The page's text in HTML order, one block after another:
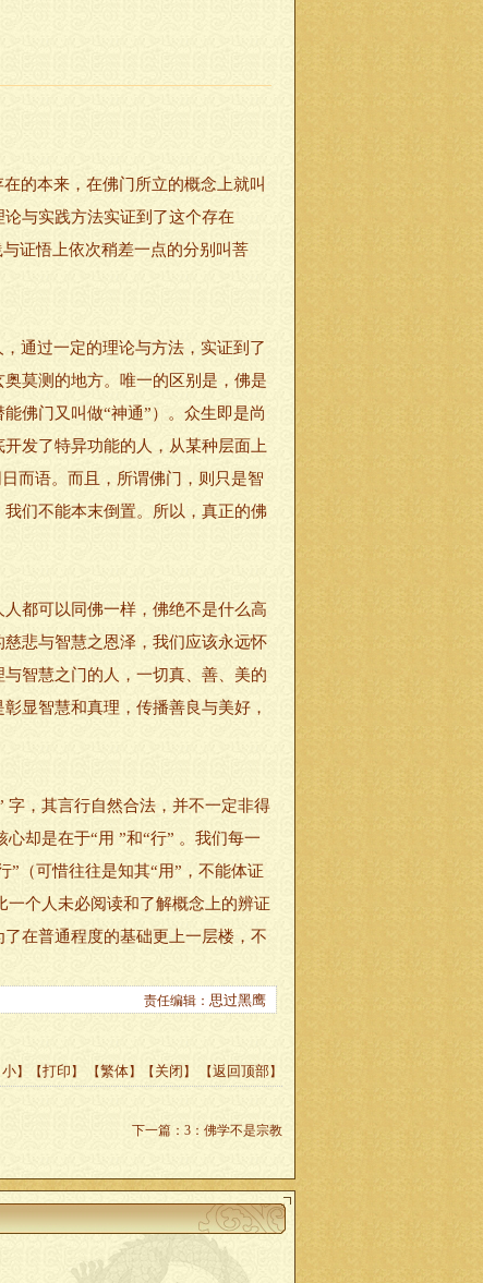
的本来，在佛门所立的概念上就叫
与实践方法实证到了这个存在
证悟上依次稍差一点的分别叫菩
通过一定的理论与方法，实证到了
莫测的地方。唯一的区别是，佛是
佛门又叫做“神通”）。众生即是尚
发了特异功能的人，从某种层面上
而语。而且，所谓佛门，则只是智
们不能本末倒置。所以，真正的佛
都可以同佛一样，佛绝不是什么高
悲与智慧之恩泽，我们应该永远怀
智慧之门的人，一切真、善、美的
显智慧和真理，传播善良与美好，
，其言行自然合法，并不一定非得
却是在于“用 ”和“行” 。我们每一
”（可惜往往是知其“用”，不能体证
个人未必阅读和了解概念上的辨证
在普通程度的基础更上一层楼，不
责任编辑： 思过黑鹰
小】【打印 】 【繁体】【 关闭 】 【返回顶部】
下一篇： 3：佛学不是宗教